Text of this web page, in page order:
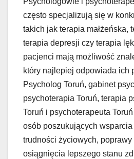
często specjalizują się w
takich jak terapia małżeńska,
terapia depresji czy terapia
pacjenci mają możliwość
który najlepiej odpowiada ich
Psycholog Toruń, gabinet
psychoterapia Toruń, terapia
Toruń i psychoterapeuta
osób poszukujących
trudności życiowych,
osiągnięcia lepszego stanu